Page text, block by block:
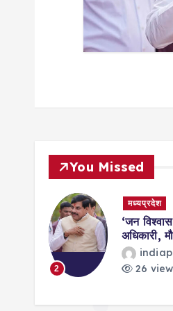
You Missed
2
मध्यप्रदेश
‘जन
अधिकारी,
26